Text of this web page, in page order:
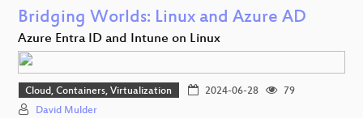
Bridging Worlds: Linux and Azure AD
Azure Entra ID and Intune on Linux
Cloud, Containers, Virtualization 2024-06-28
79
David Mulder